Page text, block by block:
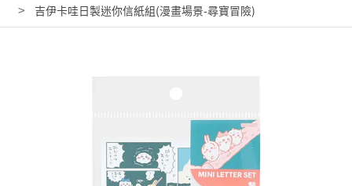
吉伊卡哇日製迷你信紙組(漫畫場景-尋寶冒險)